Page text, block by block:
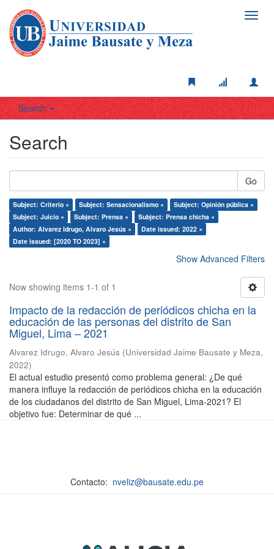
Search
Search
Go
Subject: Criterio × Subject: Sensacionalismo ×
Subject: Opinión pública ×
Subject: Juicio ×
Subject: Prensa ×
Subject: Prensa chicha ×
Author: Alvarez Idrugo, Alvaro Jesús ×
Date issued: 2022 ×
Date issued: [2020 TO 2023] ×
Show Advanced Filters
Now showing items 1-1 of 1
Impacto de la redacción de periódicos chicha en la
educación de las personas del distrito de San
Miguel, Lima – 2021
Alvarez Idrugo, Alvaro Jesús (Universidad Jaime Bausate y Meza,
2022)
El actual estudio presentó como problema general: ¿De qué
manera influye la redacción de periódicos chicha en la educación
de los ciudadanos del distrito de San Miguel, Lima-2021? El
objetivo fue: Determinar de qué ...
Contacto: nveliz@bausate.edu.pe